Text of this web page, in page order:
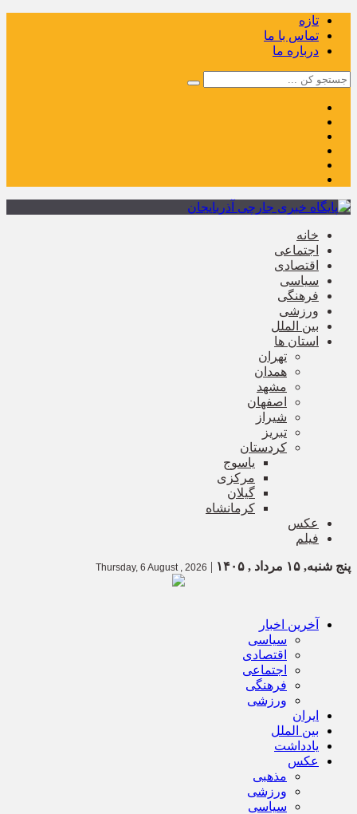
تازه
تماس با ما
درباره ما
خانه
اجتماعی
اقتصادی
سیاسی
فرهنگی
ورزشی
بین الملل
استان ها
تهران
همدان
مشهد
اصفهان
شیراز
تبریز
کردستان
یاسوج
مرکزی
گیلان
کرمانشاه
عکس
فیلم
پنج شنبه, ۱۵ مرداد , ۱۴۰۵ |
Thursday, 6 August , 2026
آخرین اخبار
سیاسی
اقتصادی
اجتماعی
فرهنگی
ورزشی
ایران
بین الملل
یادداشت
عکس
مذهبی
ورزشی
سیاسی